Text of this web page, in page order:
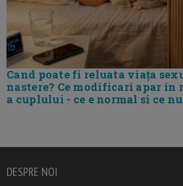
Cand poate fi reluata viața
nastere? Ce modificari apar
a cuplului - ce e normal si ce nu
DESPRE NOI